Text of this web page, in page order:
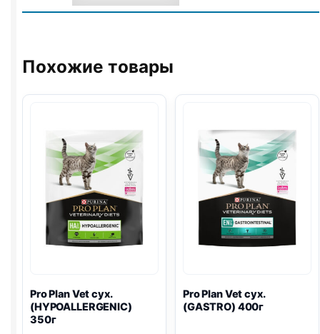
ИНДЕЙКА)
Похожие товары
Pro PlanVet сух.
(HYPOALLERGENIC)
350г
Pro PlanVet сух.
(GASTRO) 400г